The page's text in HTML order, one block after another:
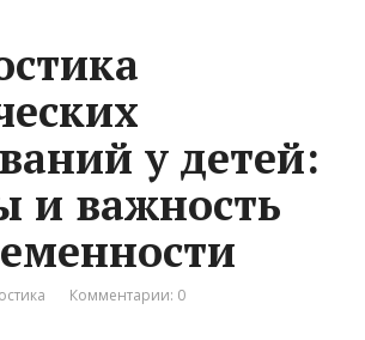
у детей:
и важность
Комментарии: 0